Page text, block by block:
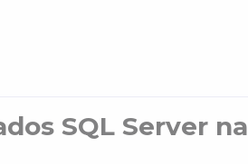
SQL Server na